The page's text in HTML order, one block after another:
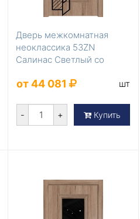
Дверь межкомнатная
неоклассика 53ZN
Салинас Светлый со
лак
от 44 081 шт
- + Купить